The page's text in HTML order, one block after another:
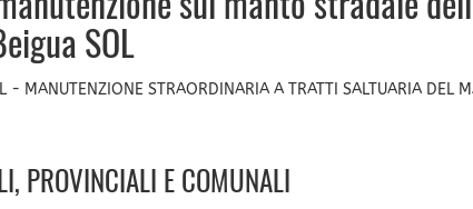
sul manto stradale
SOL
STRAORDINARIA A TRATTI SALTUARIA DEL
PROVINCIALI E COMUNALI